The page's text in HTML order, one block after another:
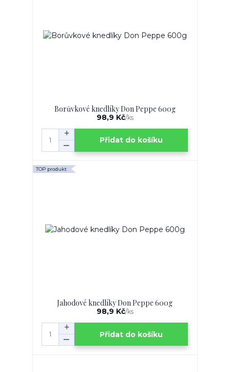
Borůvkové knedlíky Don Peppe 600g
98,9 Kč/ks
Přidat do košíku
TOP produkt
Jahodové knedlíky Don Peppe 600g
98,9 Kč/ks
Přidat do košíku